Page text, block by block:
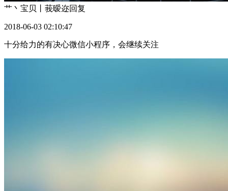
艹丶宝贝丨莪暧迩回复
2018-06-03 02:10:47
十分给力的有决心微信小程序，会继续关注